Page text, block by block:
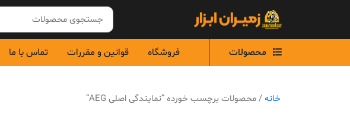
محصولات
فروشگاه قوانین و مقررات تماس با ما
خانه/ محصولات برچسب خورده “نمایندگی اصلی AEG”